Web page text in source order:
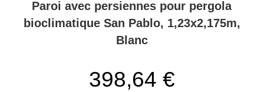
Paroi avec persiennes pour pergola
bioclimatique San Pablo, 1,23x2,175m,
Blanc
398,64 €